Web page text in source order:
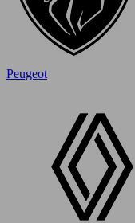
Peugeot